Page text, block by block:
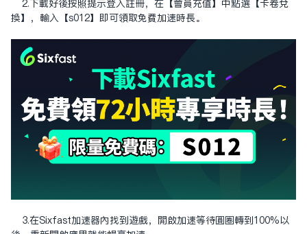
2.下載好後按照提示登入註冊，在【會員充值】中點選【卡卷兌
換】，輸入【s012】即可領取免費加速時長。
3.在Sixfast加速器內找到遊戲，開啟加速等待圓圈轉到100%以